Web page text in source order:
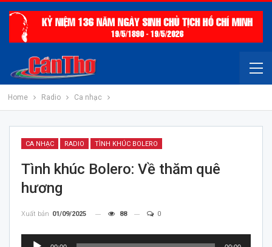
Home Radio Ca nhạc
CA NHẠC RADIO TÌNH KHÚC BOLERO
Tình khúc Bolero: Về thăm quê
hương
Xuất bản 01/09/2025 88 0
Trình